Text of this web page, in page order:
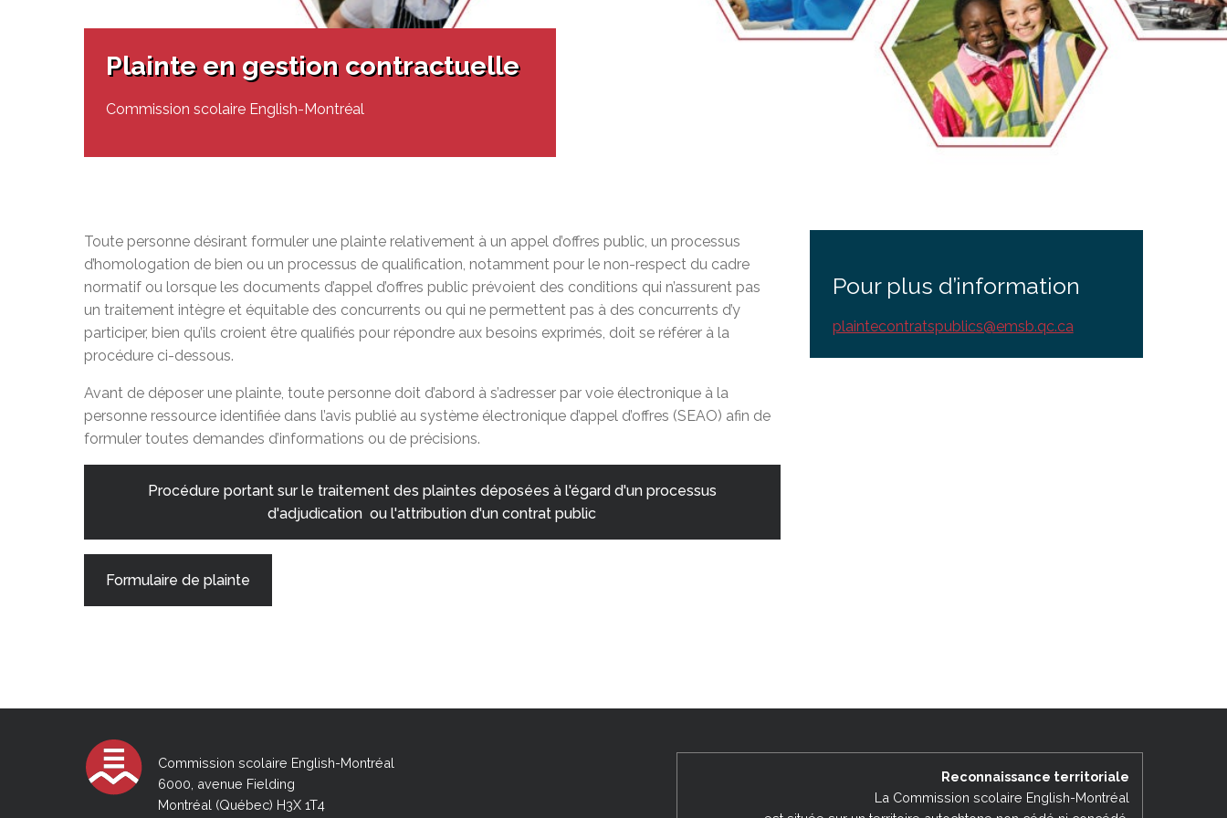
Calendrier des réunions du conseil
Nos initiatives
Programmes pour adultes à besoins particuliers
Participation sociale (PS)
Test d’évaluation en éducation générale (GEDTS)
Plaintes - Fonctions de la commission scolaire
Plainte en gestion contractuelle
CSEM élèves doués et exceptionnels
Ressources en ligne à la CSEM
Salle à manger de l’institut culinaire Pius
Coiffure et soins esthétiques à Laurier
Plainte en gestion contractuelle
Commission scolaire English-Montréal
Toute personne désirant formuler une plainte relativement à un appel d’offres public, un processus
d’homologation de bien ou un processus de qualification, notamment pour le non-respect du cadre
normatif ou lorsque les documents d’appel d’offres public prévoient des conditions qui n’assurent pas
un traitement intègre et équitable des concurrents ou qui ne permettent pas à des concurrents d’y
participer, bien qu’ils croient être qualifiés pour répondre aux besoins exprimés, doit se référer à la
procédure ci-dessous.
Avant de déposer une plainte, toute personne doit d’abord à s’adresser par voie électronique à la
personne ressource identifiée dans l’avis publié au système électronique d’appel d’offres (SEAO) afin de
formuler toutes demandes d’informations ou de précisions.
Procédure portant sur le traitement des plaintes déposées à l'égard d'un processus
d'adjudication ou l'attribution d'un contrat public
Formulaire de plainte
Pour plus d’information
plaintecontratspublics@emsb.qc.ca
Commission scolaire English-Montréal
6000, avenue Fielding
Montréal (Québec) H3X 1T4
Reconnaissance territoriale
La Commission scolaire English-Montréal